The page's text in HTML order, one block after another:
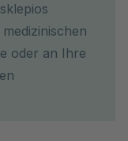
oder an Ihre